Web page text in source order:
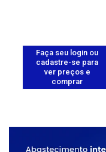
Faça seu login ou
cadastre-se para
ver preços e
comprar